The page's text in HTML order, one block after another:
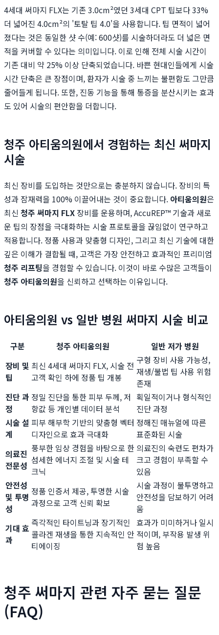
4세대 써마지 FLX는 기존 3.0cm²였던 3세대 CPT 팁보다 33%
더 넓어진 4.0cm²의 '토탈 팁 4.0'을 사용합니다. 팁 면적이 넓어
졌다는 것은 동일한 샷 수(예: 600샷)를 시술하더라도 더 넓은 면
적을 커버할 수 있다는 의미입니다. 이로 인해 전체 시술 시간이
기존 대비 약 25% 이상 단축되었습니다. 바쁜 현대인들에게 시술
시간 단축은 큰 장점이며, 환자가 시술 중 느끼는 불편함도 그만큼
줄어들게 됩니다. 또한, 진동 기능을 통해 통증을 분산시키는 효과
도 있어 시술의 편안함을 더합니다.
청주 아티움의원에서 경험하는 최신 써마지
시술
최신 장비를 도입하는 것만으로는 충분하지 않습니다. 장비의 특
성과 잠재력을 100% 이끌어내는 것이 중요합니다. 아티움의원은
최신 청주 써마지 FLX 장비를 운용하며, AccuREP™ 기술과 새로
운 팁의 장점을 극대화하는 시술 프로토콜을 끊임없이 연구하고
적용합니다. 정품 사용과 맞춤형 디자인, 그리고 최신 기술에 대한
깊은 이해가 결합될 때, 고객은 가장 안전하고 효과적인 프리미엄
청주 리프팅을 경험할 수 있습니다. 이것이 바로 수많은 고객들이
청주 아티움의원을 신뢰하고 선택하는 이유입니다.
아티움의원 vs 일반 병원 써마지 시술 비교
구분 청주 아티움의원
일반 저가 병원
장비 및
팁
최신 4세대 써마지 FLX, 시술 전
고객 확인 하에 정품 팁 개봉
구형 장비 사용 가능성,
재생/불법 팁 사용 위험
존재
진단 과
정
정밀 진단을 통한 피부 두께, 저
항값 등 개인별 데이터 분석
획일적이거나 형식적인
진단 과정
시술 설
계
피부 해부학 기반의 맞춤형 벡터
디자인으로 효과 극대화
정해진 매뉴얼에 따른
표준화된 시술
의료진
전문성
풍부한 임상 경험을 바탕으로 한
섬세한 에너지 조절 및 시술 테
크닉
의료진의 숙련도 편차가
크고 경험이 부족할 수
있음
안전성
및 투명
성
정품 인증서 제공, 투명한 시술
과정으로 고객 신뢰 확보
시술 과정이 불투명하고
안전성을 담보하기 어려
움
기대 효
과
즉각적인 타이트닝과 장기적인
콜라겐 재생을 통한 지속적인 안
티에이징
효과가 미미하거나 일시
적이며, 부작용 발생 위
험 높음
청주 써마지 관련 자주 묻는 질문
(FAQ)